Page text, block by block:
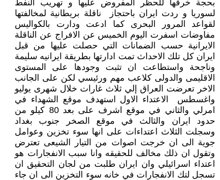
بحجة خرقها للحظر المفروض عليها و تهريب النفط
لسوريا و ردت ايران باحتجاز ناقلة بريطانية لمخالفتها
لقواعد المرور البحرى كما ادعت ودارت بالكواليس
مفاوضات اسفرت اليوم الخميس عن الافراج عن الناقلة
الايرانية حسب الضمانات التي حصلت عليها من قبل
ايران كل تلك الاحداث تمت ادارتها بطريقة ايرانيه سليمة
وناجحة واستطاعت ان تثبت وجودها على المستوى
الاقليمى والدولى كلاعب مهم ورئيسي لكن على الجانب
الاخر تعرضت العراق إلي ثلاث غارات خلال شهرى يوليو
واغسطس الاعتداء الاول استهدف موقع الشهداء في
امرلي والثاني في موقع اشرف على بعد 80 كيلو من
حدود ايران والثالث في موقع الصخر جنوب بغداد
وسجلت الثلاث اعتداءات على انها سوء تخزين وعوامل
جوية الى ان خرجت اصوات من التيار الشيعى تعترض
وتقول ان ذلك مخالف للحقيقه وانا سبب الانفجارات هو
اعتداء اسرائيلي وان ايران طلبت من لجان التحقيق ان
تسجل لتك الانفجارات في خانه سوء التخزين الى ان جاء